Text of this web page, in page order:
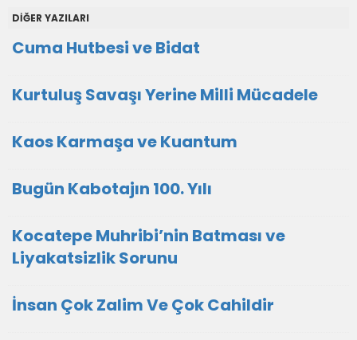
DİĞER YAZILARI
Cuma Hutbesi ve Bidat
Kurtuluş Savaşı Yerine Milli Mücadele
Kaos Karmaşa ve Kuantum
Bugün Kabotajın 100. Yılı
Kocatepe Muhribi’nin Batması ve
Liyakatsizlik Sorunu
İnsan Çok Zalim Ve Çok Cahildir